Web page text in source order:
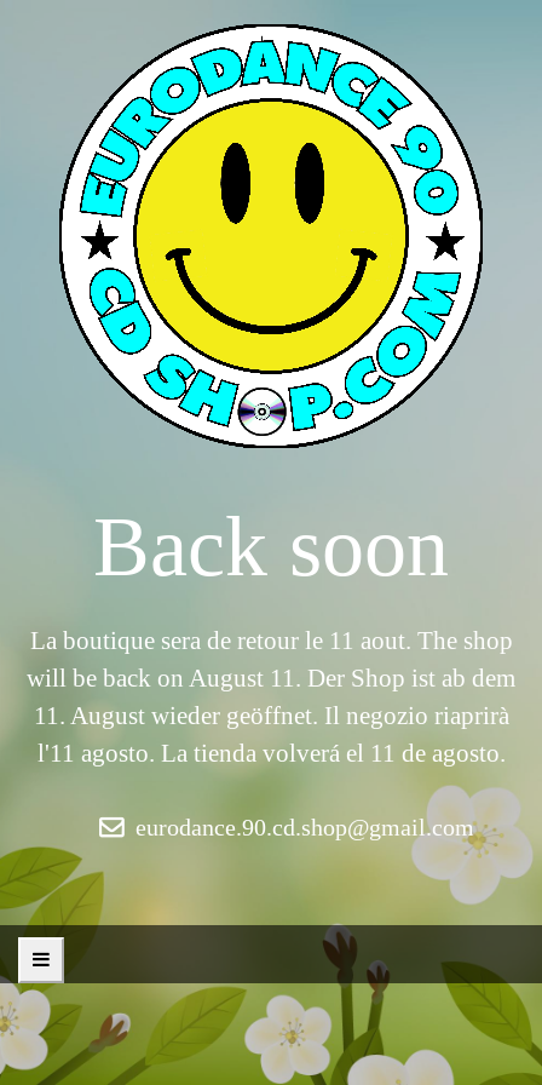
Back soon
La boutique sera de retour le 11 aout. The shop
will be back on August 11. Der Shop ist ab dem
11. August wieder geöffnet. Il negozio riaprirà
l'11 agosto. La tienda volverá el 11 de agosto.
eurodance.90.cd.shop@gmail.com